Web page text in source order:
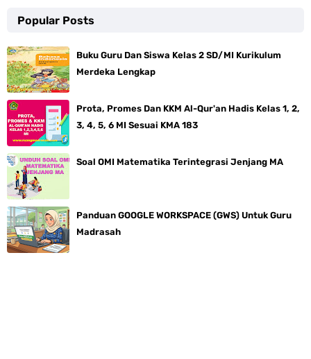
Popular Posts
Buku Guru Dan Siswa Kelas 2 SD/MI Kurikulum
Merdeka Lengkap
Prota, Promes Dan KKM Al-Qur'an Hadis Kelas 1, 2,
3, 4, 5, 6 MI Sesuai KMA 183
Soal OMI Matematika Terintegrasi Jenjang MA
Panduan GOOGLE WORKSPACE (GWS) Untuk Guru
Madrasah